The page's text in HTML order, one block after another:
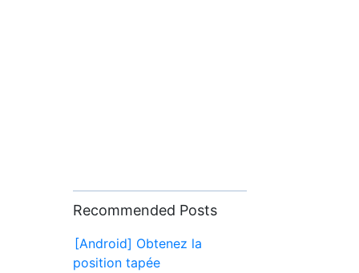
Recommended Posts
[Android] Obtenez la
position tapée